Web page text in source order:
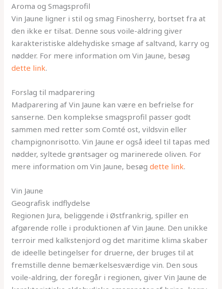
Aroma og Smagsprofil
Vin Jaune ligner i stil og smag Finosherry, bortset fra at
den ikke er tilsat. Denne sous voile-aldring giver
karakteristiske aldehydiske smage af saltvand, karry og
nødder. For mere information om Vin Jaune, besøg
dette link.
Forslag til madparering
Madparering af Vin Jaune kan være en befrielse for
sanserne. Den komplekse smagsprofil passer godt
sammen med retter som Comté ost, vildsvin eller
champignonrisotto. Vin Jaune er også ideel til tapas med
nødder, syltede grøntsager og marinerede oliven. For
mere information om Vin Jaune, besøgdette link.
Vin Jaune
Geografisk indflydelse
Regionen Jura, beliggende i Østfrankrig, spiller en
afgørende rolle i produktionen af Vin Jaune. Den unikke
terroir med kalkstenjord og det maritime klima skaber
de ideelle betingelser for druerne, der bruges til at
fremstille denne bemærkelsesværdige vin. Den sous
voile-aldring, der foregår i regionen, giver Vin Jaune de